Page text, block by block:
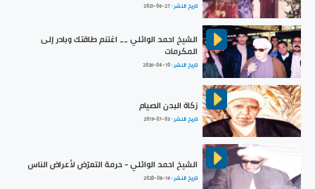
تاريخ النشر :2021-06-27
الشيخ احمد الوائلي __ اغتنم طاقتك وبادر إلى
المكرمات
تاريخ النشر :2026-04-10
زكاة البدن الصيام
تاريخ النشر :2019-07-03
الشيخ احمد الوائلي - حرمة التعرّض لأعراض الناس
تاريخ النشر :2020-08-16